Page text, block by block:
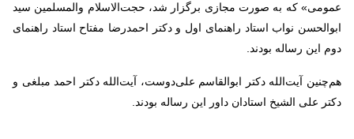
عمومی» که به صورت مجازی برگزار شد، حجت‌الاسلام والمسلمین سید
ابوالحسن نواب استاد راهنمای اول و دکتر احمدرضا مفتاح استاد راهنمای
دوم این رساله بودند.
هم‌چنین آیت‌الله دکتر ابوالقاسم علی‌دوست، آیت‌الله دکتر احمد مبلغی و
دکتر علی الشیخ استادان داور این رساله بودند.